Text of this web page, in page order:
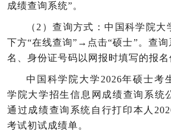
成绩查询系统”。
（2）查询方式：中国科学院
下方“在线查询”→点击“硕士”。查询
名、身份证号码以网报时填写的报名
中国科学院大学2026年硕士考
学院大学招生信息网成绩查询系统
通过成绩查询系统自行打印本人
考试初试成绩单。